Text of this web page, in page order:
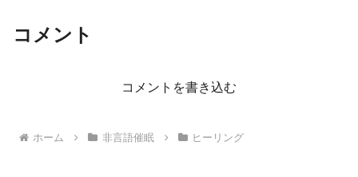
コメント
コメントを書き込む
ホーム 非言語催眠 ヒーリング